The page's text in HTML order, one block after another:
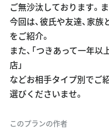
ご無沙汰しております。
今回は、彼氏や友達、家
をご紹介。
また、「つきあって一年
店」
などお相手タイプ別でご
選びくださいませ。
このプランの作者